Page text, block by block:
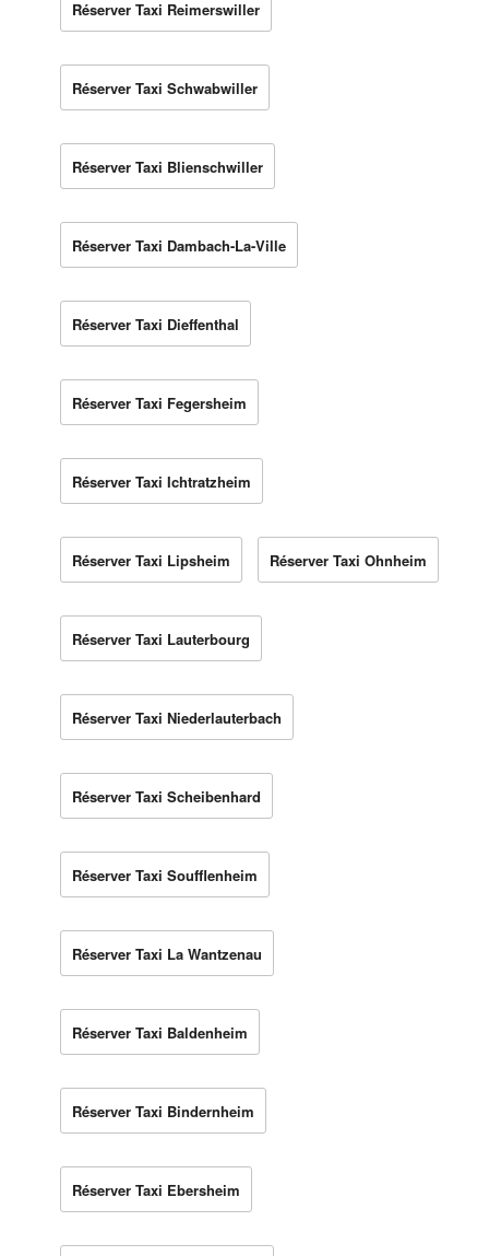
Réserver Taxi Reimerswiller
Réserver Taxi Schwabwiller
Réserver Taxi Blienschwiller
Réserver Taxi Dambach-La-Ville
Réserver Taxi Dieffenthal
Réserver Taxi Fegersheim
Réserver Taxi Ichtratzheim
Réserver Taxi Lipsheim Réserver Taxi Ohnheim
Réserver Taxi Lauterbourg
Réserver Taxi Niederlauterbach
Réserver Taxi Scheibenhard
Réserver Taxi Soufflenheim
Réserver Taxi La Wantzenau
Réserver Taxi Baldenheim
Réserver Taxi Bindernheim
Réserver Taxi Ebersheim